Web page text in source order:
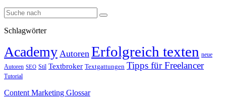
Schlagwörter
Academy Autoren Erfolgreich texten neue
Autoren SEO Stil Textbroker Textgattungen Tipps für Freelancer
Tutorial
Content Marketing Glossar